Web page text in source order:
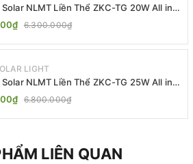
NLMT Liền Thể ZKC-TG 20W All in
Street Light
6.300.000₫
LIGHT
NLMT Liền Thể ZKC-TG 25W All in
Street Light
6.800.000₫
LIÊN QUAN